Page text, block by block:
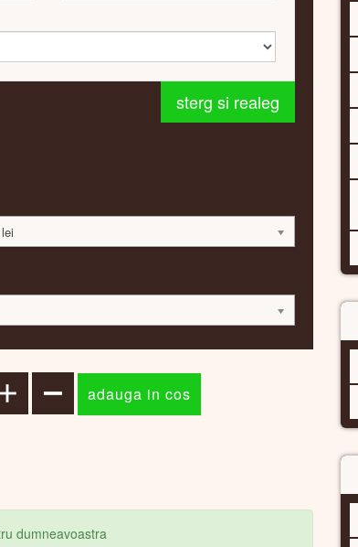
sterg si realeg
dumneavoastra